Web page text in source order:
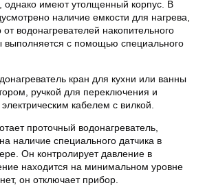
однако имеют утолщенный корпус. В
наличие емкости для нагрева,
водонагревателей накопительного
выполняется с помощью специального
кран для кухни или ванны
ручкой для переключения и
кабелем с вилкой.
проточный водонагреватель,
наличие специального датчика в
Он контролирует давление в
находится на минимальном уровне
он отключает прибор.